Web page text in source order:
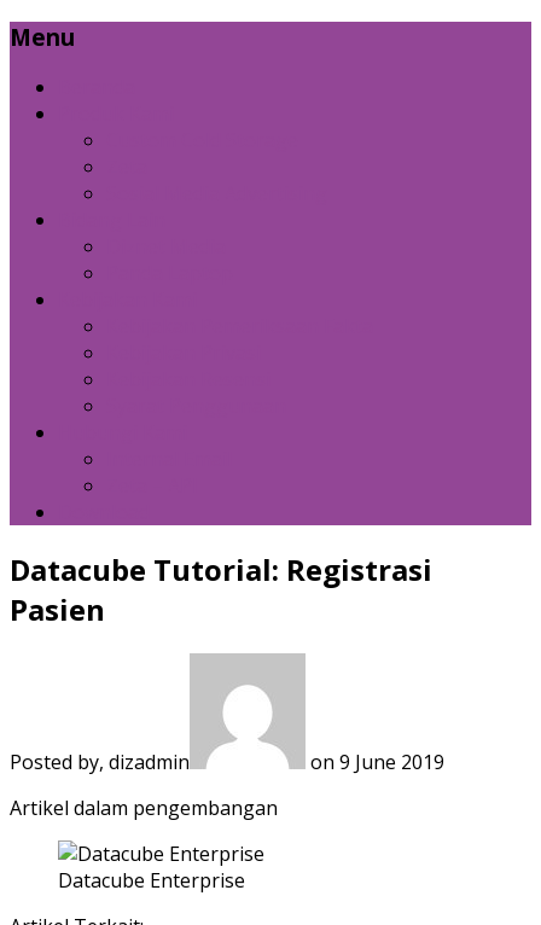
Menu
Datacube Tutorial: Registrasi
Pasien
Posted by, dizadmin
on 9 June 2019
Artikel dalam pengembangan
Datacube Enterprise